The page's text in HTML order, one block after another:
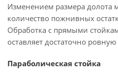
Изменением размера долота
количество пожнивных
Обработка с прямыми
оставляет достаточно
Параболическая стойка